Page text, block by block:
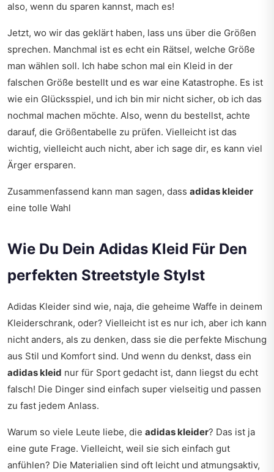
also, wenn du sparen kannst, mach es!
Jetzt, wo wir das geklärt haben, lass uns über die Größen
sprechen. Manchmal ist es echt ein Rätsel, welche Größe
man wählen soll. Ich habe schon mal ein Kleid in der
falschen Größe bestellt und es war eine Katastrophe. Es ist
wie ein Glücksspiel, und ich bin mir nicht sicher, ob ich das
nochmal machen möchte. Also, wenn du bestellst, achte
darauf, die Größentabelle zu prüfen. Vielleicht ist das
wichtig, vielleicht auch nicht, aber ich sage dir, es kann viel
Ärger ersparen.
Zusammenfassend kann man sagen, dass adidas kleider
eine tolle Wahl
Wie Du Dein Adidas Kleid Für Den
perfekten Streetstyle Stylst
Adidas Kleider sind wie, naja, die geheime Waffe in deinem
Kleiderschrank, oder? Vielleicht ist es nur ich, aber ich kann
nicht anders, als zu denken, dass sie die perfekte Mischung
aus Stil und Komfort sind. Und wenn du denkst, dass ein
adidas kleid nur für Sport gedacht ist, dann liegst du echt
falsch! Die Dinger sind einfach super vielseitig und passen
zu fast jedem Anlass.
Warum so viele Leute liebe, die adidas kleider? Das ist ja
eine gute Frage. Vielleicht, weil sie sich einfach gut
anfühlen? Die Materialien sind oft leicht und atmungsaktiv,